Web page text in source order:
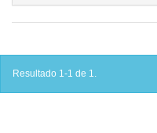
Resultado 1-1 de 1.